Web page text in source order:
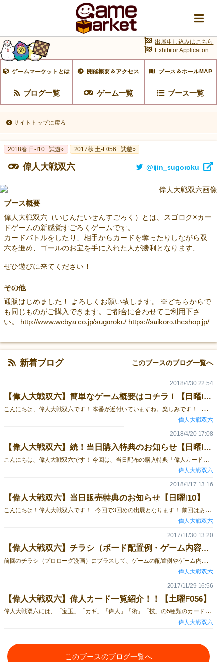
ゲームマーケットとは 開催概要＆アクセス ブース＆ホールMAP
ブログ一覧 ゲーム一覧 ブース一覧
出展申し込みはこちら
Exhibitor Application
サイトトップに戻る
2018春 日-I10 試遊○ 2017秋 土-F056 試遊○
偉人大戦双六 @ijin_sugoroku
ブース概要
偉人大戦双六（いじんたいせんすごろく）とは、スゴロク×カー
ドゲームの新感覚すごろくゲームです。
カードバトルをしたり、相手からカードを奪ったりしながら双
六を進め、ゴールのお宝を手に入れた人が勝利となります。
ぜひ遊びに来てください！
その他
通販はじめました！ よろしくお願い致します。 ※どちらからで
も同じものがご購入できます。ご都合に合わせてご利用下さ
い。 http://www.webya.co.jp/sugoroku/ https://saikoro.theshop.jp/
新着ブログ このブースのブログ一覧へ
【偉人大戦双六】簡単なゲーム概要はコチラ！【日曜I10】
こ
んにちは、偉人大戦双六です！ 本番が近付いていますね。楽しみです！ 今回は、小さなお子さんでも分かりやすく、ざっくりとしたゲームの概要を印刷しパネルに貼ったものを掲示する予定です。 それが、こちら！ 6才から遊べます！ プレイヤーは、２～４人まで。 ご家族、お友達と、楽しんでください♪ 当日は、購入特典で「二刀流で有名な偉人、剣豪」の偉人カード貰えます！！ この機会にぜひ特典ゲットしてくださいね(^^) ※偉人カードとは、「偉人大戦双六」をプレイする中で、敵やライバルとカードバトルを行う際に使用するカードです！ ルールブックは、こちら☆ 偉人大戦双六ルールブック ************************************ 日曜日のみの出展です。 ブース番号【I10】 体験卓あります！
2018/4/30 22:54
偉人大戦双六
【偉人大戦双六】続！当日購入特典のお知らせ【日曜I10】
こ
んにちは、偉人大戦双六です！ 今回は、当日配布の購入特典「偉人カード」の続報をお知らせいたします！ どんな偉人のカードなのか… それは… こちら！！ こ、このシルエット！ 二刀流！？ 二刀流で有名な偉人、剣豪といえば…！！？ 能力も偉人に合わせて、とても強いカードになっています！ この機会にぜひ特典ゲットしてくださいね(^^) ※偉人カードとは、「偉人大戦双六」をプレイする中で、敵やライバルとカードバトルを行う際に使用するカードです！ ルールブックは、こちら☆ 偉人大戦双六ルールブック ************************************ 日曜日のみの出展です。 ブース番号【I10】 体験卓あります！
2018/4/20 17:08
偉人大戦双六
【偉人大戦双六】当日販売特典のお知らせ【日曜I10】
こ
んにちは！偉人大戦双六です！ 今回で3回めの出展となります！ 前回はあまり長く会場にいられなかったのですが、今回はしっかり最後までいる予定ですので、ぜひ遊びにいらしてくださいね！試遊も出来ますよ(^^) そして、今回は、なんと… 会場でご購入いただいた方に、購入特典が…！！ 新・偉人カードをプレゼント！！！ 強力な新・偉人カードです！ どんな偉人カードなのか、続報は追ってお知らせいたします！(￣ー￣) ※偉人カードとは、「偉人大戦双六」をプレイする中で、敵やライバルとカードバトルを行う際に使用するカードです！ ルールブックは、こちら☆ 偉人大戦双六ルールブック ************************************ 日曜日のみの出展です。 ブース番号【I10】 体験卓あります！
2018/4/17 13:16
偉人大戦双六
【偉人大戦双六】チラシ（ボード配置例・ゲーム内容など）完成！【土曜F056】
前
回のチラシ（プロローグ漫画）にプラスして、ゲームの配置例やゲーム内容を記載したものを作りました！ このチラシを見れば、大まかなゲームの内容、雰囲気は伝わるかと思います。 偉人大戦双六ってどんなゲームなの？と、ちょっとでも気になった方はお気軽にチラシをお手に取ってくださいませ(^^) チラシ置き場と、ブースでも配布します。 ※実際は、表裏（A5サイズ）になります。 通常の通販では3,500円のところ、 ゲームマーケットでは特別価格の2,500円で販売いたします！ ************************************ ※当日は都合により、14：30頃までの販売となります。 申し訳ございませんが、よろしくお願い致しますm(_ _)m ブース番号【F056】 体験卓あります！
2017/11/30 13:20
偉人大戦双六
【偉人大戦双六】偉人カード一覧紹介！！【土曜F056】
偉
人大戦双六には、「宝玉」「カギ」「偉人」「術」「技」の5種類のカードがあります。 今回は、その中から「偉人カード」一覧をご紹介！！ 「偉人カード」は、全部で24種類！ すべてのカードが違う能力値で、技か術が使えるカードもあります。 さらに特定のプレイヤーが使用すると、特別な効果を発揮するカードも…！？ 偉人をモデルにしていますので、お子様と一緒に遊べば、日本史の勉強にもなっちゃうかも！？ 当日は試遊できますので、ぜひ遊びにきてください！ ************************************ ※当日は都合により、14：30頃までの販売となります。 申し訳ございませんが、よろしくお願い致しますm(_ _)m ブース番号【F056】 体験卓あります！
2017/11/29 16:56
偉人大戦双六
このブースのブログ一覧へ